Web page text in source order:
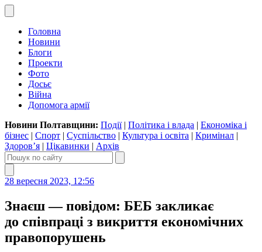
Головна
Новини
Блоги
Проекти
Фото
Досьє
Війна
Допомога армії
Новини Полтавщини: Події| Політика і влада | Економіка і
бізнес | Спорт | Суспільство | Культура і освіта | Кримінал |
Здоров’я | Цікавинки | Архів
28 вересня 2023, 12:56
Знаєш — повідом: БЕБ закликає
до співпраці з викриття економічних
правопорушень